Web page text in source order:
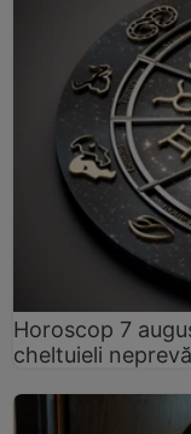
Horoscop 7
cheltuieli